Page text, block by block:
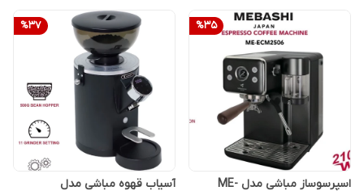
%35
اسپرسوساز مباشی مدل ME-
%37
آسیاب قهوه مباشی مدل